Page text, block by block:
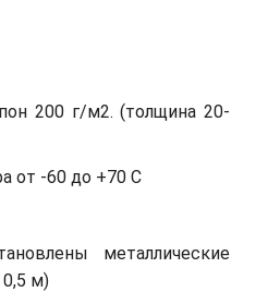
200 г/м2. (толщина 20-
от -60 до +70 С
металлические
м)